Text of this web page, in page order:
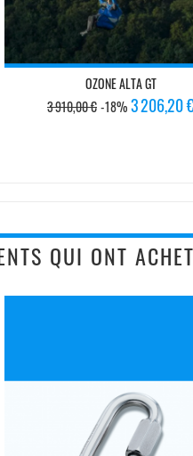
OZONE ALTA GT
Prix
3 910,00 €-18%Prix
3 206,20
QUI ONT